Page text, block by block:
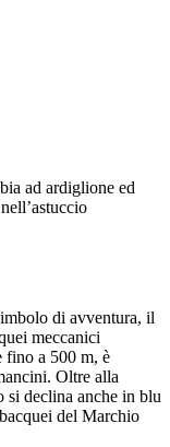
ad ardiglione ed
di avventura, il
meccanici
fino a 500 m, è
Oltre alla
si declina anche in blu
del Marchio